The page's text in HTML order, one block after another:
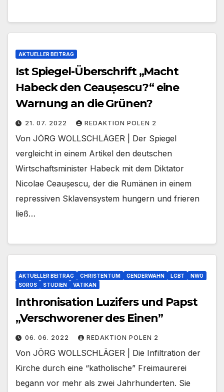
AKTUELLER BEITRAG
Ist Spiegel-Überschrift „Macht
Habeck den Ceaușescu?“ eine
Warnung an die Grünen?
21. 07. 2022 REDAKTION POLEN 2
Von JÖRG WOLLSCHLÄGER | Der Spiegel
vergleicht in einem Artikel den deutschen
Wirtschaftsminister Habeck mit dem Diktator
Nicolae Ceaușescu, der die Rumänen in einem
repressiven Sklavensystem hungern und frieren
ließ…
AKTUELLER BEITRAG CHRISTENTUM GENDERWAHN LGBT
NWO
SOROS
STUDIEN VATIKAN
Inthronisation Luzifers und Papst
„Verschworener des Einen”
06. 06. 2022 REDAKTION POLEN 2
Von JÖRG WOLLSCHLÄGER | Die Infiltration der
Kirche durch eine “katholische” Freimaurerei
begann vor mehr als zwei Jahrhunderten. Sie